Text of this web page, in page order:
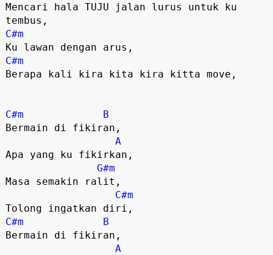
Mencari hala TUJU jalan lurus untuk ku
C#m
C#m
Berapa kali kira kita kira kitta move,
C#m
B
Bermain di fikiran,
A
Apa yang ku fikirkan,
G#m
Masa semakin ralit,
C#m
C#m
B
Bermain di fikiran,
A